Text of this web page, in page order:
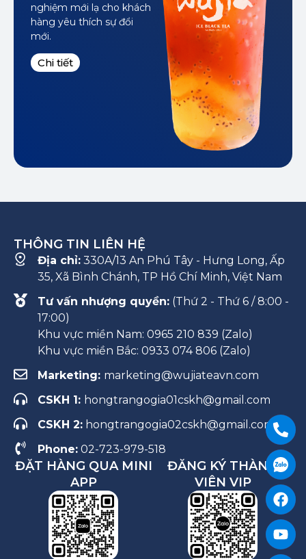
nghiệm mới lạ cho khách
hàng yêu thích sự đổi
mới.
Chi tiết
THÔNG TIN LIÊN HỆ
Địa chỉ: 330A/13 An Phú Tây - Hưng Long, Ấp
35, Xã Bình Chánh, TP Hồ Chí Minh, Việt Nam
Tư vấn nhượng quyền: (Thứ 2 - Thứ 6 / 8:00 -
17:00)
Khu vực miền Nam: 0965 210 839 (Zalo)
Khu vực miền Bắc: 0933 074 806 (Zalo)
Marketing: marketing@wujiateavn.com
CSKH 1: hongtrangogia01cskh@gmail.com
CSKH 2: hongtrangogia02cskh@gmail.com
Phone: 02-723-979-518
ĐẶT HÀNG QUA MINI
APP
ĐĂNG KÝ THÀNH
VIÊN VIP